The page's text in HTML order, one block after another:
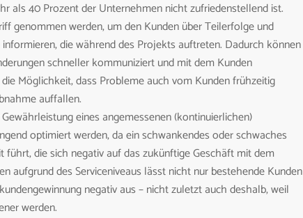
als 40 Prozent der Unternehmen nicht zufriedenstellend ist.
genommen werden, um den Kunden über Teilerfolge und
die während des Projekts auftreten. Dadurch können
schneller kommuniziert und mit dem Kunden
Möglichkeit, dass Probleme auch vom Kunden frühzeitig
auffallen.
eines angemessenen (kontinuierlichen)
optimiert werden, da ein schwankendes oder schwaches
führt, die sich negativ auf das zukünftige Geschäft mit dem
aufgrund des Serviceniveaus lässt nicht nur bestehende Kunden
negativ aus – nicht zuletzt auch deshalb, weil
werden.